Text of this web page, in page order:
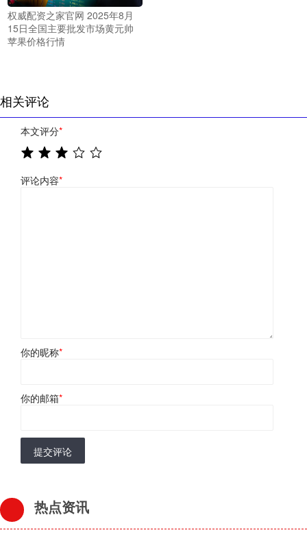
权威配资之家官网 2025年8月
15日全国主要批发市场黄元帅
苹果价格行情
相关评论
本文评分*
评论内容*
你的昵称*
你的邮箱*
提交评论
热点资讯